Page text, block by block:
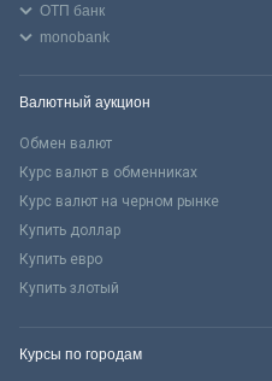
ОТП банк
monobank
Валютный аукцион
Обмен валют
Курс валют в обменниках
Курс валют на черном рынке
Купить доллар
Купить евро
Купить злотый
Курсы по городам